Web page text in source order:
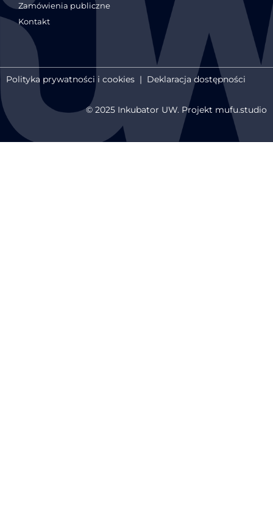
Zamówienia publiczne
Kontakt
Polityka prywatności i cookies | Deklaracja dostępności
© 2025 Inkubator UW. Projekt mufu.studio